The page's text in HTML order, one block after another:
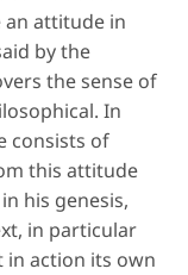
an attitude in
by the
the sense of
In
consists of
this attitude
his genesis,
in particular
action its own